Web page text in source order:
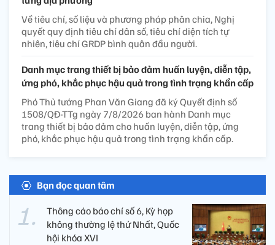
Về tiêu chí, số liệu và phương pháp phân chia, Nghị
quyết quy định tiêu chí dân số, tiêu chí diện tích tự
nhiên, tiêu chí GRDP bình quân đầu người.
Danh mục trang thiết bị bảo đảm huấn luyện, diễn tập,
ứng phó, khắc phục hậu quả trong tình trạng khẩn cấp
Phó Thủ tướng Phan Văn Giang đã ký Quyết định số
1508/QĐ-TTg ngày 7/8/2026 ban hành Danh mục
trang thiết bị bảo đảm cho huấn luyện, diễn tập, ứng
phó, khắc phục hậu quả trong tình trạng khẩn cấp.
Bạn đọc quan tâm
Thông cáo báo chí số 6, Kỳ họp
không thường lệ thứ Nhất, Quốc
hội khóa XVI